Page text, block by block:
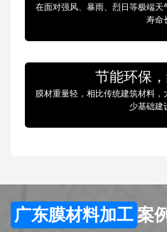
在面对强风、暴雨、烈日等极端
寿命
节能环保
膜材重量轻，相比传统建筑材料
少基础建
广东膜材料加工 案